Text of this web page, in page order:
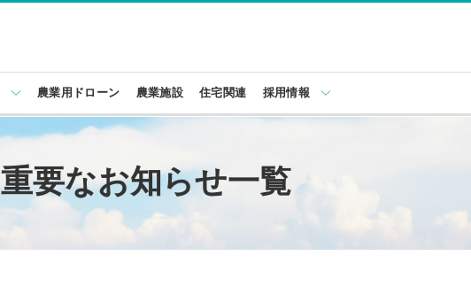
農業用ドローン 農業施設 住宅関連 採用情報
重要なお知らせ一覧